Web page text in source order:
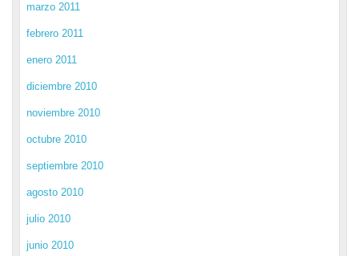
marzo 2011
febrero 2011
enero 2011
diciembre 2010
noviembre 2010
octubre 2010
septiembre 2010
agosto 2010
julio 2010
junio 2010